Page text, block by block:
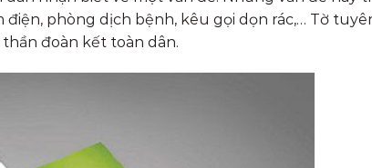
phòng dịch bệnh, kêu gọi dọn rác,… Tờ
đoàn kết toàn dân.